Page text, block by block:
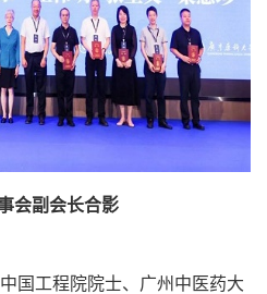
会副会长合影
工程院院士、广州中医药大